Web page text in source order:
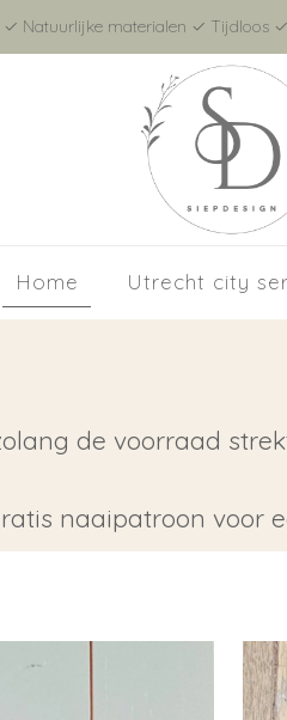
Natuurlijke materialen ✓ Tijdloos ✓
Home Utrecht city
de voorraad
naaipatroon voor